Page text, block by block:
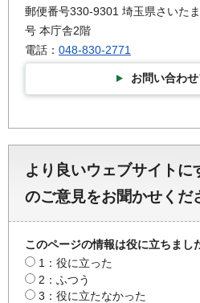
郵便番号330-9301 埼玉県さいた
号 本庁舎2階
電話： 048-830-2771
お問い合わ
より良いウェブサイトに
のご意見をお聞かせくだ
このページの情報は役に立ちまし
1：役に立った
2：ふつう
3：役に立たなかった